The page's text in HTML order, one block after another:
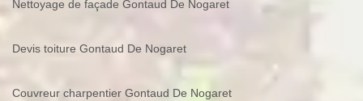
Nettoyage de façade Gontaud De Nogaret
Devis toiture Gontaud De Nogaret
Couvreur charpentier Gontaud De Nogaret